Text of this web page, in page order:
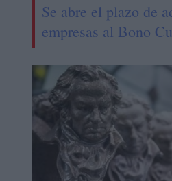
Se abre el plazo de
empresas al Bono